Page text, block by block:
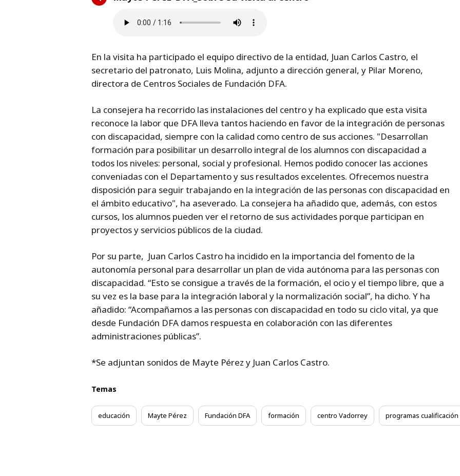
En la visita ha participado el equipo directivo de la entidad, Juan Carlos Castro, el
secretario del patronato, Luis Molina, adjunto a dirección general, y Pilar Moreno,
directora de Centros Sociales de Fundación DFA.
La consejera ha recorrido las instalaciones del centro y ha explicado que esta visita
reconoce la labor que DFA lleva tantos haciendo en favor de la integración de personas
con discapacidad, siempre con la calidad como centro de sus acciones. "Desarrollan
formación para posibilitar un desarrollo integral de los alumnos con discapacidad a
todos los niveles: personal, social y profesional. Hemos podido conocer las acciones
conveniadas con el Departamento y sus resultados excelentes. Ofrecemos nuestra
disposición para seguir trabajando en la integración de las personas con discapacidad en
el ámbito educativo", ha aseverado. La consejera ha añadido que, además, con estos
cursos, los alumnos pueden ver el retorno de sus actividades porque participan en
proyectos y servicios públicos de la ciudad.
Por su parte, Juan Carlos Castro ha incidido en la importancia del fomento de la
autonomía personal para desarrollar un plan de vida autónoma para las personas con
discapacidad. “Esto se consigue a través de la formación, el ocio y el tiempo libre, que a
su vez es la base para la integración laboral y la normalización social”, ha dicho. Y ha
añadido: “Acompañamos a las personas con discapacidad en todo su ciclo vital, ya que
desde Fundación DFA damos respuesta en colaboración con las diferentes
administraciones públicas”.
*Se adjuntan sonidos de Mayte Pérez y Juan Carlos Castro.
Temas
educación Mayte Pérez Fundación DFA formación centro Vadorrey programas